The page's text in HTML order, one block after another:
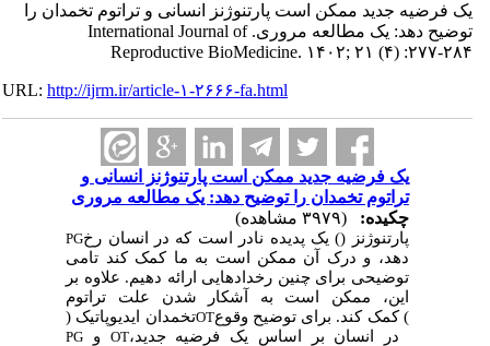
یک فرضیه جدید ممکن است پارتنوژنز انسانی و تراتوم تخمدان را
توضیح دهد: یک مطالعه مروری. International Journal of
Reproductive BioMedicine. ۱۴۰۲; ۲۱ (۴) :۲۷۷-۲۸۴
URL:http://ijrm.ir/article-۱-۲۶۶۶-fa.html
یک فرضیه جدید ممکن است پارتنوژنز انسانی و
تراتوم تخمدان را توضیح دهد: یک مطالعه مروری
چکیده:
پارتنوژنز ( PG ) یک پدیده نادر است که در انسان رخ
می دهد، و درک آن ممکن است به ما کمک کند تا
توضیحی برای چنین رخدادهایی ارائه دهیم. علاوه بر
این، ممکن است به آشکار شدن علت تراتوم
تخمدان ایدیوپاتیک (OT) کمک کند. برای توضیح وقوع
PGوOTدر انسان بر اساس یک فرضیه جدید،